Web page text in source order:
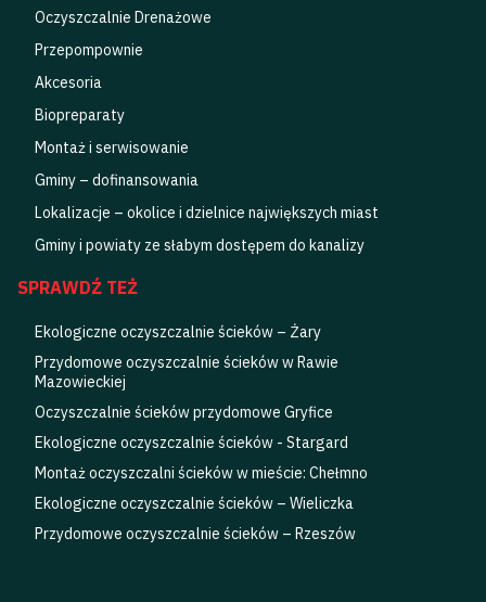
Oczyszczalnie Drenażowe
Przepompownie
Akcesoria
Biopreparaty
Montaż i serwisowanie
Gminy – dofinansowania
Lokalizacje – okolice i dzielnice największych miast
Gminy i powiaty ze słabym dostępem do kanalizy
SPRAWDŹ TEŻ
Ekologiczne oczyszczalnie ścieków – Żary
Przydomowe oczyszczalnie ścieków w Rawie
Mazowieckiej
Oczyszczalnie ścieków przydomowe Gryfice
Ekologiczne oczyszczalnie ścieków - Stargard
Montaż oczyszczalni ścieków w mieście: Chełmno
Ekologiczne oczyszczalnie ścieków – Wieliczka
Przydomowe oczyszczalnie ścieków – Rzeszów